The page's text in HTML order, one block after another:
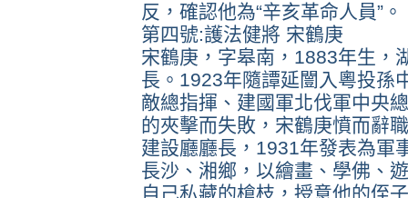
反，確認他為“辛亥革命人員”。
第四號:護法健將 宋鶴庚
宋鶴庚，字皋南，1883年生，
長。1923年隨譚延闓入粵投孫
敵總指揮、建國軍北伐軍中央
的夾擊而失敗，宋鶴庚憤而辭
建設廳廳長，1931年發表為軍
長沙、湘鄉，以繪畫、學佛、
自己私藏的槍枝，授意他的侄